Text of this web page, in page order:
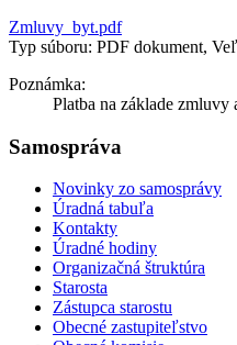
Zmluvy_byt.pdf
Typ súboru: PDF dokument,
Poznámka:
Platba na základe zmluvy
Samospráva
Novinky zo samosprávy
Úradná tabuľa
Kontakty
Úradné hodiny
Organizačná štruktúra
Starosta
Zástupca starostu
Obecné zastupiteľstvo